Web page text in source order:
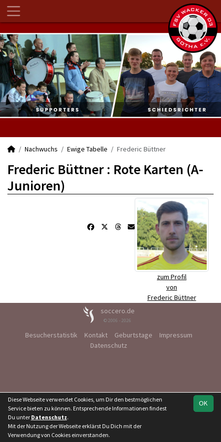
Nachwuchs Ewige Tabelle Frederic Büttner
Frederic Büttner : Rote Karten (A-
Junioren)
zum Profil
von
Frederic Büttner
soccero.de
© 2006 - 2026
Besucherstatistik Kontakt Geburtstage
Impressum
Datenschutz
OK
Diese Webseite verwendet Cookies, um Dir den bestmöglichen
Service bieten zu können. Entsprechende Informationen findest
Du unter Datenschutz.
Mit der Nutzung der Webseite erklärst Du Dich mit der
Verwendung von Cookies einverstanden.